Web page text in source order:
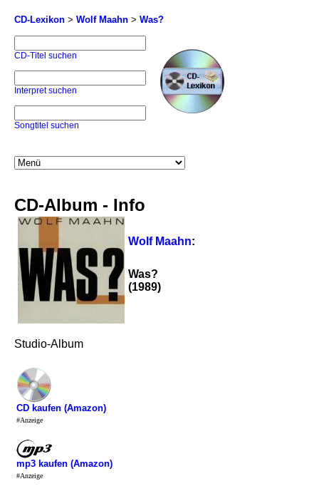
CD-Lexikon > Wolf Maahn > Was?
CD-Titel suchen
Interpret suchen
Songtitel suchen
CD-Album - Info
Wolf Maahn:
Was?
(1989)
Studio-Album
CD kaufen (Amazon)
#Anzeige
mp3 kaufen (Amazon)
#Anzeige